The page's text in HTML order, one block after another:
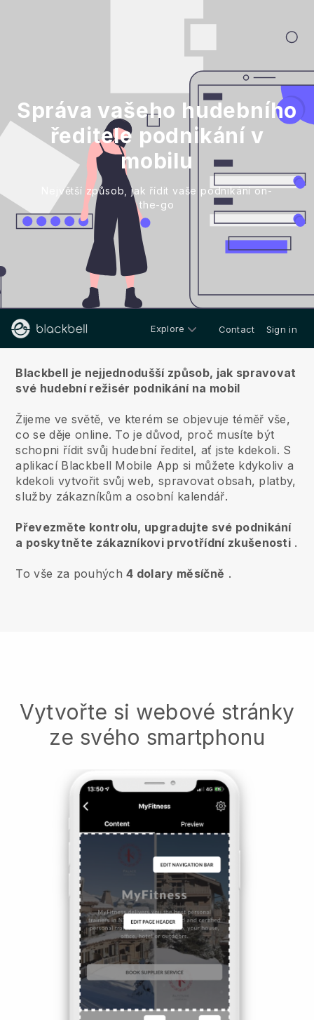
Správa vašeho hudebního
ředitele podnikání v
mobilu
Největší způsob, jak řídit vaše podnikání on-
the-go
Explore Contact Sign in
Blackbell je nejjednodušší způsob, jak spravovat
své hudební režisér podnikání na mobil
Žijeme ve světě, ve kterém se objevuje téměř vše,
co se děje online. To je důvod, proč musíte být
schopni řídit svůj hudební ředitel, ať jste kdekoli. S
aplikací Blackbell Mobile App si můžete kdykoliv a
kdekoli vytvořit svůj web, spravovat obsah, platby,
služby zákazníkům a osobní kalendář.
Převezměte kontrolu, upgradujte své podnikání
a poskytněte zákazníkovi prvotřídní zkušenosti .
To vše za pouhých4 dolary měsíčně .
Vytvořte si webové stránky
ze svého smartphonu